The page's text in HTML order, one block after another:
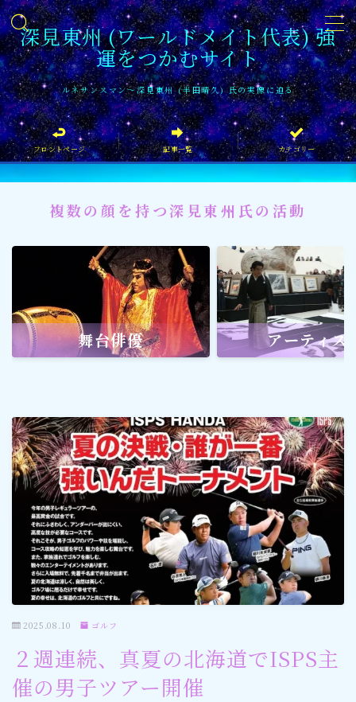
深見東州 (ワールドメイト代表) 強
運をつかむサイト
ルネサンスマン〜深見東州 (半田晴久) 氏の実像に迫る
MENU
フロントページ
記事一覧
イベント情報
企業家
文化・芸術活動
社会貢献 社会貢献
スポーツ
メディア・ネット
深見東州 (半田晴久)
ワールドメイト
神道・宗教
社会情勢
おすすめ記事
フロントページ 記事一覧 カテゴリー
複数の顔を持つ深見東州氏の活動
舞台俳優 アーティス
2025.08.10 ゴルフ
２週連続、真夏の北海道でISPS主
催の男子ツアー開催